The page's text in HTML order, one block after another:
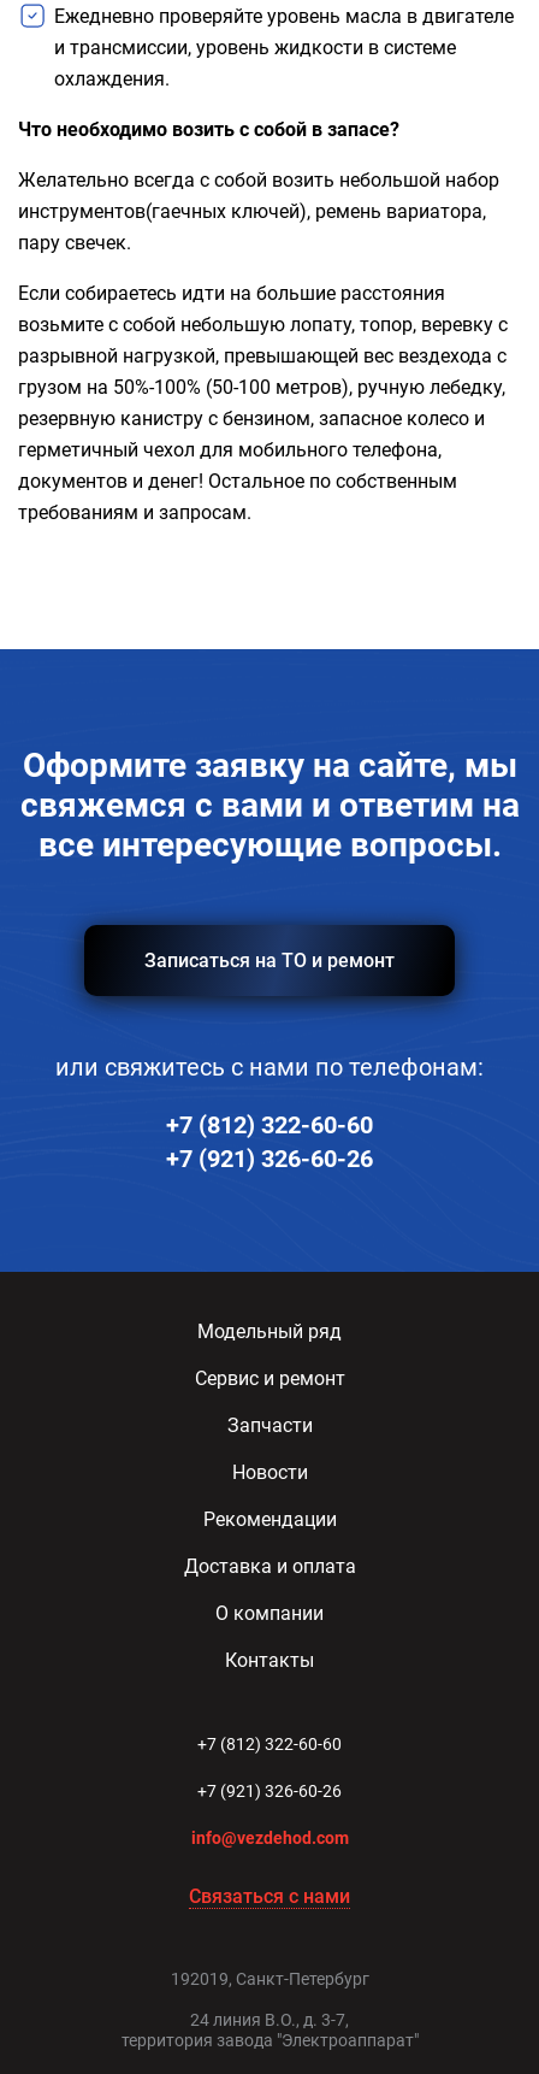
Ежедневно проверяйте уровень масла в двигателе
и трансмиссии, уровень жидкости в системе
охлаждения.
Что необходимо возить с собой в запасе?
Желательно всегда с собой возить небольшой набор
инструментов(гаечных ключей), ремень вариатора,
пару свечек.
Если собираетесь идти на большие расстояния
возьмите с собой небольшую лопату, топор, веревку с
разрывной нагрузкой, превышающей вес вездехода с
грузом на 50%-100% (50-100 метров), ручную лебедку,
резервную канистру с бензином, запасное колесо и
герметичный чехол для мобильного телефона,
документов и денег! Остальное по собственным
требованиям и запросам.
Оформите заявку на сайте, мы
свяжемся с вами и ответим на
все интересующие вопросы.
Записаться на ТО и ремонт
или свяжитесь с нами по телефонам:
+7 (812) 322-60-60
+7 (921) 326-60-26
Модельный ряд
Сервис и ремонт
Запчасти
Новости
Рекомендации
Доставка и оплата
О компании
Контакты
+7 (812) 322-60-60
+7 (921) 326-60-26
info@vezdehod.com
Связаться с нами
192019, Санкт-Петербург
24 линия В.О., д. 3-7,
территория завода "Электроаппарат"